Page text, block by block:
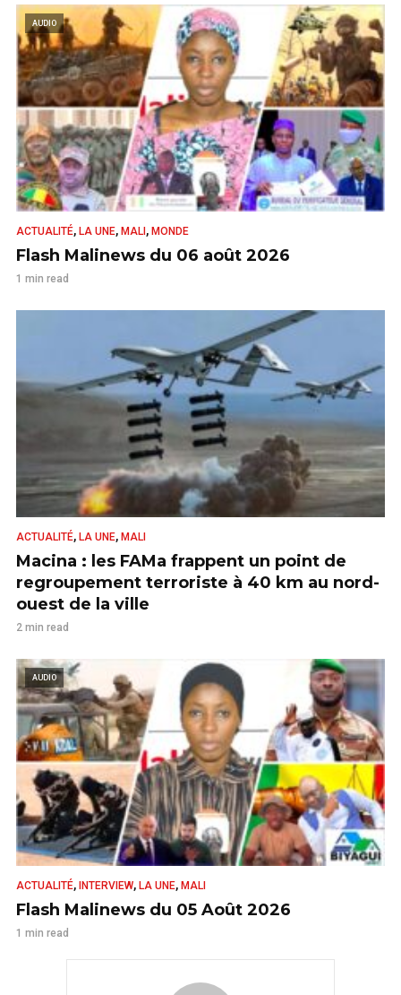
AUDIO
ACTUALITÉ, LA UNE, MALI , MONDE
Flash Malinews du 06 août 2026
1 min read
ACTUALITÉ, LA UNE, MALI
Macina : les FAMa frappent un point de
regroupement terroriste à 40 km au nord-
ouest de la ville
2 min read
AUDIO
ACTUALITÉ, INTERVIEW, LA UNE, MALI
Flash Malinews du 05 Août 2026
1 min read